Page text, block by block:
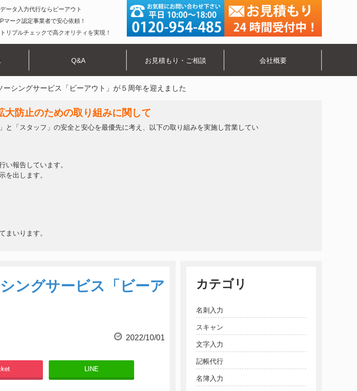
データ入力代行ならビーアウト
Pマーク認定事業者で安心依頼！
トリプルチェックで高クオリティを実現！
Q&A お見積もり・ご相談 会社概要
シングサービス「ビーアウト」が５周年を迎えました
大防止のための取り組みに関して
「スタッフ」の安全と安心を最優先に考え、以下の取り組みを実施し営業してい
い報告しています。
を出します。
まいります。
ングサービス「ビーア
2022/10/01
LINE
カテゴリ
名刺入力
スキャン
文字入力
記帳代行
名簿入力